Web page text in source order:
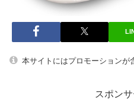
本サイトにはプロモーションが
スポン